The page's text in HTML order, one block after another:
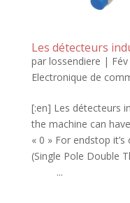
Les détecteurs
par lossendiere |
Electronique de
[:en] Les détecteurs
the machine can
« 0 » For endstop
(Single Pole
...